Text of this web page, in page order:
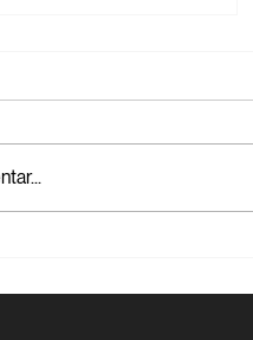
Logistik